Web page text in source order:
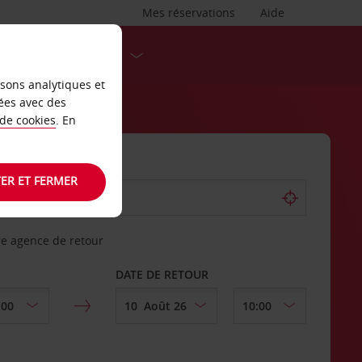
Aide
Mes réservations
agence de retour
DATE DE RETOUR
analytiques et
avec des
cookies. En
ET FERMER